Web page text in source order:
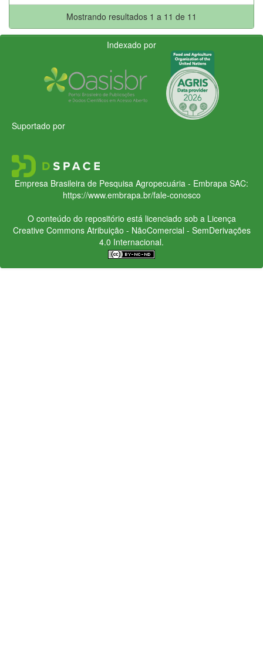
Mostrando resultados 1 a 11 de 11
Indexado por
Suportado por
Empresa Brasileira de Pesquisa Agropecuária - Embrapa SAC:
https://www.embrapa.br/fale-conosco
O conteúdo do repositório está licenciado sob a Licença
Creative CommonsAtribuição - NãoComercial - SemDerivações
4.0 Internacional.